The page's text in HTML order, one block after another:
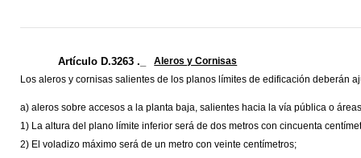
Artículo D.3263 ._
Aleros y Cornisas
Los aleros y cornisas salientes de los planos límites de edificación deberán
a) aleros sobre accesos a la planta baja, salientes hacia la vía pública o
1) La altura del plano límite inferior será de dos metros con cincuenta
2) El voladizo máximo será de un metro con veinte centímetros;